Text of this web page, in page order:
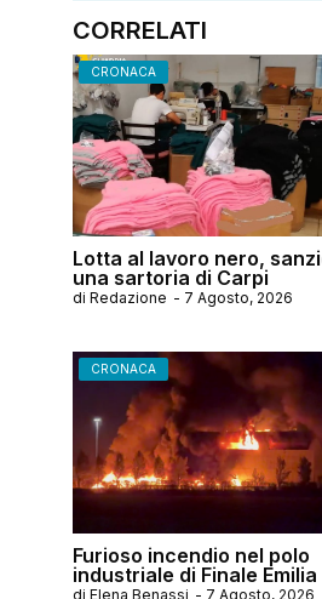
CORRELATI
CRONACA
Lotta al lavoro nero,
una sartoria di Carpi
di Redazione - 7 Agosto, 2026
CRONACA
Furioso incendio nel polo
industriale di Finale Emilia
di Elena Benassi - 7 Agosto, 2026